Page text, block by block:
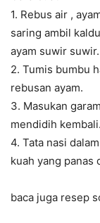
1. Rebus air ,
saring ambil
ayam suwir suwir.
2. Tumis bumbu
rebusan ayam.
3. Masukan
mendidih kembali.
4. Tata nasi
kuah yang panas
baca juga resep